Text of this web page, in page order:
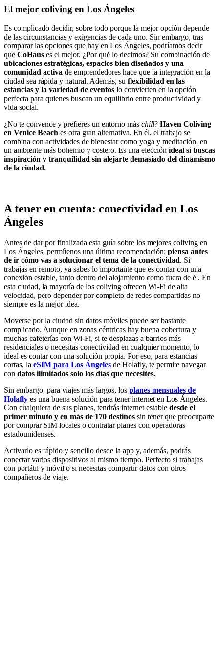
El mejor coliving en Los Ángeles
Es complicado decidir, sobre todo porque la mejor opción depende
de las circunstancias y exigencias de cada uno. Sin embargo, tras
comparar las opciones que hay en Los Ángeles, podríamos decir
que CoHaus es el mejor. ¿Por qué lo decimos? Su combinación de
ubicaciones estratégicas, espacios bien diseñados y una
comunidad activa de emprendedores hace que la integración en la
ciudad sea rápida y natural. Además, su flexibilidad en las
estancias y la variedad de eventos lo convierten en la opción
perfecta para quienes buscan un equilibrio entre productividad y
vida social.
¿No te convence y prefieres un entorno más chill? Haven Coliving
en Venice Beach es otra gran alternativa. En él, el trabajo se
combina con actividades de bienestar como yoga y meditación, en
un ambiente más bohemio y costero. Es una elección ideal si buscas
inspiración y tranquilidad sin alejarte demasiado del dinamismo
de la ciudad.
A tener en cuenta: conectividad en Los
Ángeles
Antes de dar por finalizada esta guía sobre los mejores coliving en
Los Ángeles, permítenos una última recomendación: piensa antes
de ir cómo vas a solucionar el tema de la conectividad. Si
trabajas en remoto, ya sabes lo importante que es contar con una
conexión estable, tanto dentro del alojamiento como fuera de él. En
esta ciudad, la mayoría de los coliving ofrecen Wi-Fi de alta
velocidad, pero depender por completo de redes compartidas no
siempre es la mejor idea.
Moverse por la ciudad sin datos móviles puede ser bastante
complicado. Aunque en zonas céntricas hay buena cobertura y
muchas cafeterías con Wi-Fi, si te desplazas a barrios más
residenciales o necesitas conectividad en cualquier momento, lo
ideal es contar con una solución propia. Por eso, para estancias
cortas, la eSIM para Los Ángeles de Holafly, te permite navegar
con datos ilimitados solo los días que necesites.
Sin embargo, para viajes más largos, los planes mensuales de
Holafly es una buena solución para tener internet en Los Ángeles.
Con cualquiera de sus planes, tendrás internet estable desde el
primer minuto y en más de 170 destinos sin tener que preocuparte
por comprar SIM locales o contratar planes con operadoras
estadounidenses.
Activarlo es rápido y sencillo desde la app y, además, podrás
conectar varios dispositivos al mismo tiempo. Perfecto si trabajas
con portátil y móvil o si necesitas compartir datos con otros
compañeros de viaje.